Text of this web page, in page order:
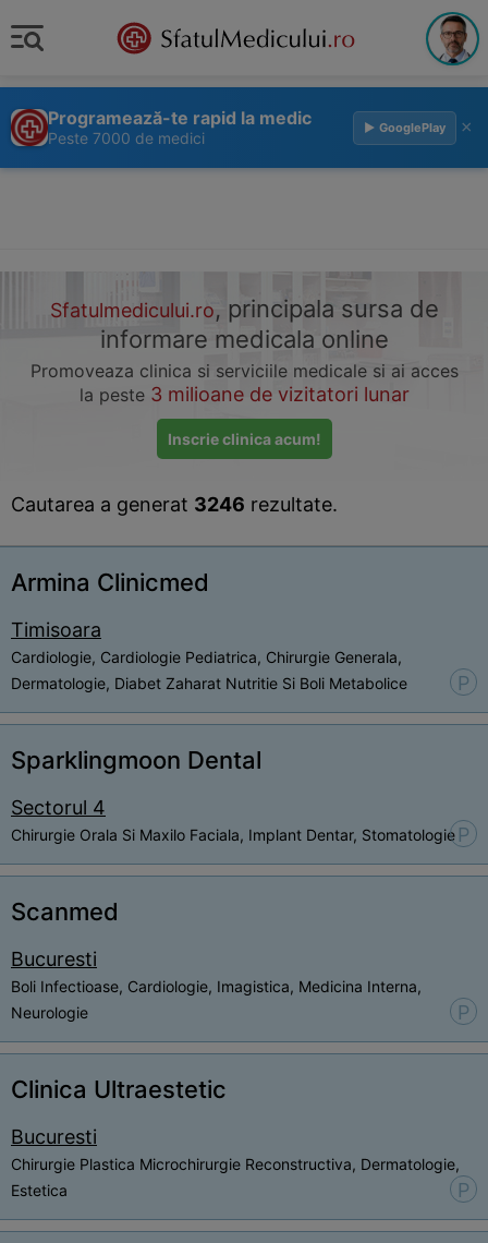
Programează-te rapid la medic
Peste 7000 de medici
▶ GooglePlay ×
Sfatulmedicului.ro, principala sursa de
informare medicala online
Promoveaza clinica si serviciile medicale si ai acces
la peste 3 milioane de vizitatori lunar
Inscrie clinica acum!
Cautarea a generat 3246 rezultate.
Armina Clinicmed
Timisoara
Cardiologie, Cardiologie Pediatrica, Chirurgie Generala,
Dermatologie, Diabet Zaharat Nutritie Si Boli Metabolice
P
Sparklingmoon Dental
Sectorul 4
Chirurgie Orala Si Maxilo Faciala, Implant Dentar, Stomatologie P
Scanmed
Bucuresti
Boli Infectioase, Cardiologie, Imagistica, Medicina Interna,
Neurologie
P
Clinica Ultraestetic
Bucuresti
Chirurgie Plastica Microchirurgie Reconstructiva, Dermatologie,
Estetica
P